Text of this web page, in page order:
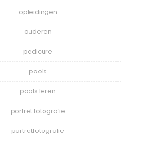
opleidingen
ouderen
pedicure
pools
pools leren
portret fotografie
portretfotografie